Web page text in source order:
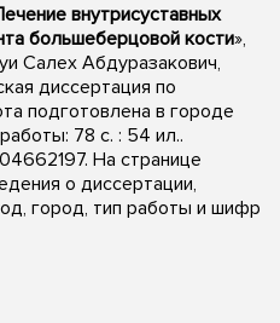
внутрисуставных
большеберцовой кости»,
Салех Абдуразакович,
диссертация по
подготовлена в городе
78 с. : 54 ил..
На странице
о диссертации,
город, тип работы и шифр